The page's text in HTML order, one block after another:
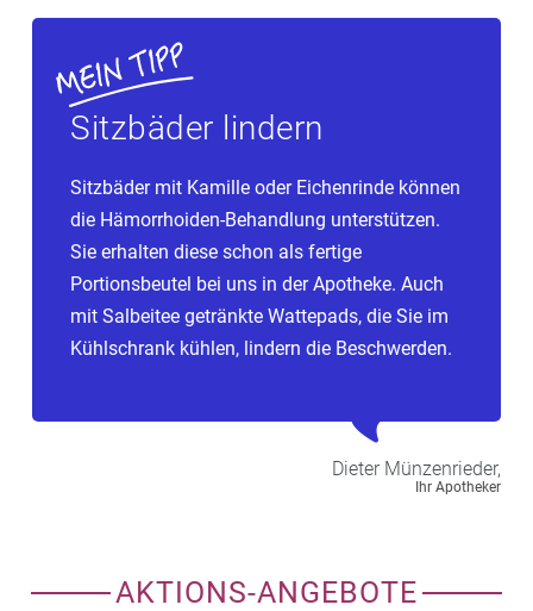
Sitzbäder lindern
Sitzbäder mit Kamille oder Eichenrinde können
die Hämorrhoiden-Behandlung unterstützen.
Sie erhalten diese schon als fertige
Portionsbeutel bei uns in der Apotheke. Auch
mit Salbeitee getränkte Wattepads, die Sie im
Kühlschrank kühlen, lindern die Beschwerden.
Dieter Münzenrieder,
Ihr Apotheker
AKTIONS-ANGEBOTE